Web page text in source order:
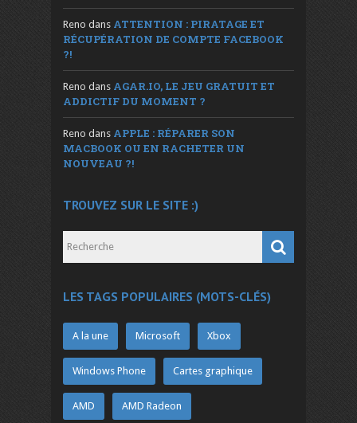
Reno dans ATTENTION : PIRATAGE ET
RÉCUPÉRATION DE COMPTE FACEBOOK
?!
Reno dans AGAR.IO, LE JEU GRATUIT ET
ADDICTIF DU MOMENT ?
Reno dans APPLE : RÉPARER SON
MACBOOK OU EN RACHETER UN
NOUVEAU ?!
TROUVEZ SUR LE SITE :)
LES TAGS POPULAIRES (MOTS-CLÉS)
A la une Microsoft Xbox
Windows Phone Cartes graphique
AMD AMD Radeon